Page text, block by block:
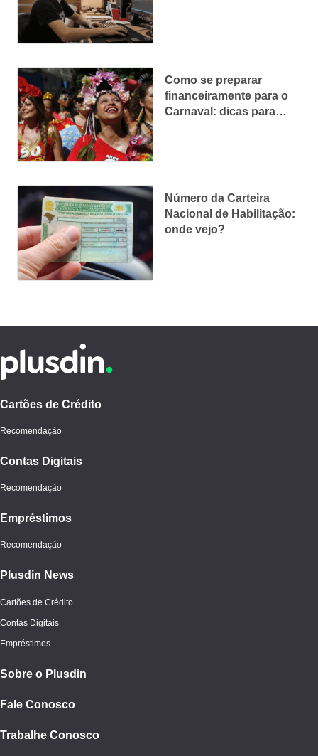
Como se preparar
financeiramente para o
Carnaval: dicas para
Número da Carteira
Nacional de Habilitação:
onde vejo?
Cartões de Crédito
Recomendação
Contas Digitais
Recomendação
Empréstimos
Recomendação
Plusdin News
Cartões de Crédito
Contas Digitais
Empréstimos
Sobre o Plusdin
Fale Conosco
Trabalhe Conosco